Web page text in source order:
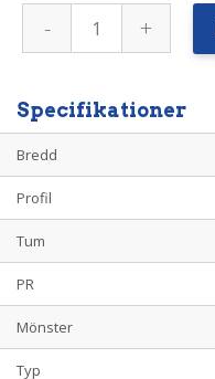
-
Firestone
70
Duraforce
mängd
+
Specifikationer
Bredd
Profil
Tum
PR
Mönster
Typ